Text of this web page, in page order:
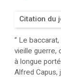
Citation du
“ Le
vieille guerre,
à longue
Alfred Capus,